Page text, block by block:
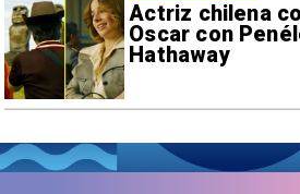
Actriz chilena
Oscar con
Hathaway